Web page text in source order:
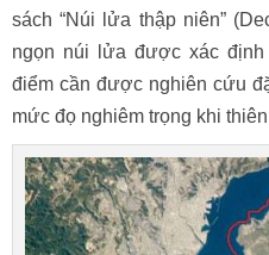
sách “Núi lửa thập niên”
ngọn núi lửa được xác
điểm cần được nghiên cứu
mức đọ nghiêm trọng khi